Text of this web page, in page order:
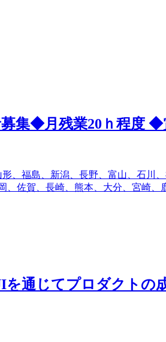
◆月残業20ｈ程度 ◆
、福島、新潟、長野、富山、石川
、佐賀、長崎、熊本、大分、宮崎、
通じてプロダクトの